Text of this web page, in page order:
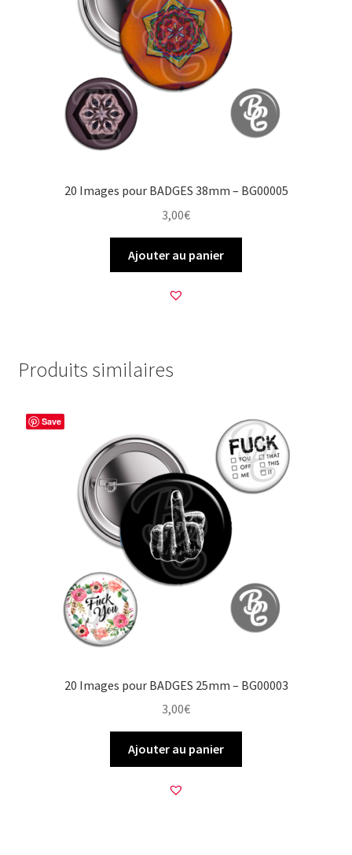
20 Images pour BADGES 38mm – BG00005
3,00€
Ajouter au panier
Produits similaires
Save
20 Images pour BADGES 25mm – BG00003
3,00€
Ajouter au panier